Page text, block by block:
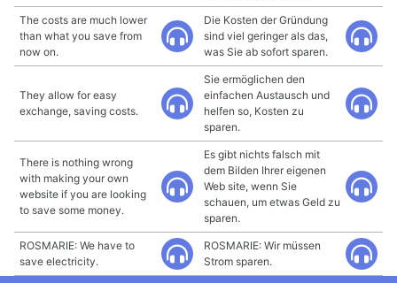
The costs are much lower
than what you save from
now on.
Die Kosten der Gründung
sind viel geringer als das,
was Sie ab sofort sparen.
They allow for easy
exchange, saving costs.
Sie ermöglichen den
einfachen Austausch und
helfen so, Kosten zu
sparen.
There is nothing wrong
with making your own
website if you are looking
to save some money.
Es gibt nichts falsch mit
dem Bilden Ihrer eigenen
Web site, wenn Sie
schauen, um etwas Geld zu
sparen.
ROSMARIE: We have to
save electricity.
ROSMARIE: Wir müssen
Strom sparen.